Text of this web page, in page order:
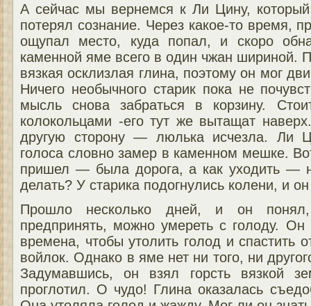
А сейчас мы вернемся к Ли Цину,
потерял сознание. Через какое-то время,
ощупал место, куда попал, и скоро
каменной яме всего в один чжан шириной.
вязкая осклизлая глина, поэтому он мог
Ничего необычного старик пока не
мысль снова забраться в корзину.
колокольцами -его тут же вытащат
другую сторону — люлька исчезла. Ли
голоса словно замер в каменном мешке.
пришел — была дорога, а как уходить —
делать? У старика подогнулись колени, и
Прошло несколько дней, и он
предпринять, можно умереть с голоду.
времена, чтобы утолить голод и спастить
войлок. Однако в яме нет ни того, ни
Задумавшись, он взял горсть вязкой
проглотил. О чудо! Глина оказалась